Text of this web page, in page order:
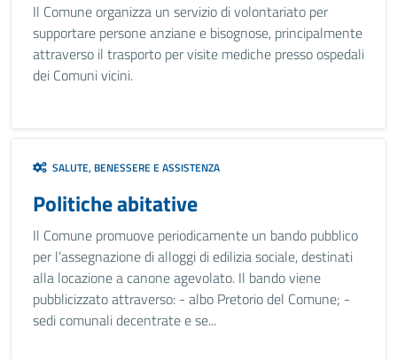
Il Comune organizza un servizio di volontariato per
supportare persone anziane e bisognose, principalmente
attraverso il trasporto per visite mediche presso ospedali
dei Comuni vicini.
SALUTE, BENESSERE E ASSISTENZA
Politiche abitative
Il Comune promuove periodicamente un bando pubblico
per l’assegnazione di alloggi di edilizia sociale, destinati
alla locazione a canone agevolato. Il bando viene
pubblicizzato attraverso: - albo Pretorio del Comune; -
sedi comunali decentrate e se...